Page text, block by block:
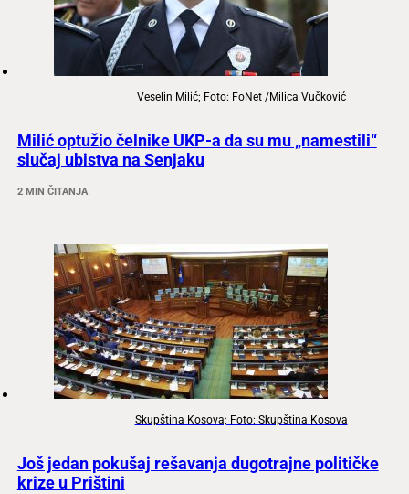
Veselin Milić; Foto: FoNet /Milica Vučković
Milić optužio čelnike UKP-a da su mu „namestili“
slučaj ubistva na Senjaku
2 MIN ČITANJA
Skupština Kosova; Foto: Skupština Kosova
Još jedan pokušaj rešavanja dugotrajne političke
krize u Prištini